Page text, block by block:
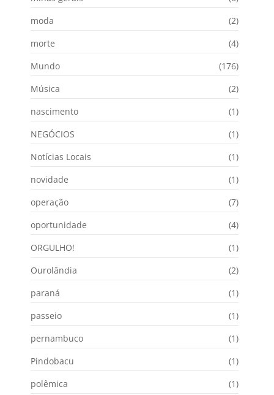
moda
(2)
morte
(4)
Mundo
(176)
Música
(2)
nascimento
(1)
NEGÓCIOS
(1)
Notícias Locais
(1)
novidade
(1)
operação
(7)
oportunidade
(4)
ORGULHO!
(1)
Ourolândia
(2)
paraná
(1)
passeio
(1)
pernambuco
(1)
Pindobacu
(1)
polêmica
(1)